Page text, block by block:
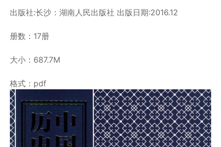
出版社:长沙：湖南人民出版社 出版日期:2016.12
册数：17册
大小：687.7M
格式：pdf